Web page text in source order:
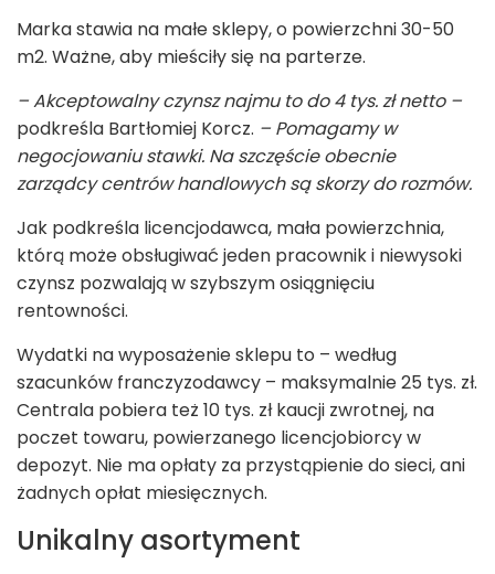
Marka stawia na małe sklepy, o powierzchni 30-50
m2. Ważne, aby mieściły się na parterze.
– Akceptowalny czynsz najmu to do 4 tys. zł netto –
podkreśla Bartłomiej Korcz. – Pomagamy w
negocjowaniu stawki. Na szczęście obecnie
zarządcy centrów handlowych są skorzy do rozmów.
Jak podkreśla licencjodawca, mała powierzchnia,
którą może obsługiwać jeden pracownik i niewysoki
czynsz pozwalają w szybszym osiągnięciu
rentowności.
Wydatki na wyposażenie sklepu to – według
szacunków franczyzodawcy – maksymalnie 25 tys. zł.
Centrala pobiera też 10 tys. zł kaucji zwrotnej, na
poczet towaru, powierzanego licencjobiorcy w
depozyt. Nie ma opłaty za przystąpienie do sieci, ani
żadnych opłat miesięcznych.
Unikalny asortyment